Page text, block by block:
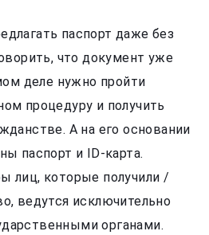
паспорт даже без
что документ уже
деле нужно пройти
процедуру и получить
А на его основании
паспорт и ID-карта.
лиц, которые получили /
ведутся исключительно
органами.